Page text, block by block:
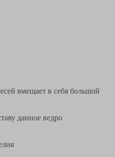
вмещает в себя большой
данное ведро